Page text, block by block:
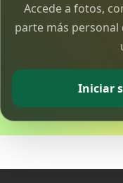
Accede a fotos,
parte más
Iniciar